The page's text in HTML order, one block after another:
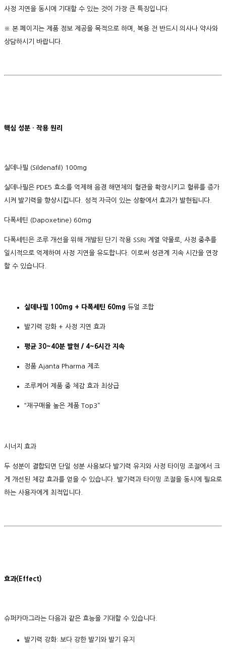
사정 지연을 동시에 기대할 수 있는 것이 가장 큰 특징입니다.
※ 본 페이지는 제품 정보 제공을 목적으로 하며, 복용 전 반드시 의사나 약사와
상담하시기 바랍니다.
핵심 성분 · 작용 원리
실데나필 (Sildenafil) 100mg
실데나필은 PDE5 효소를 억제해 음경 해면체의 혈관을 확장시키고 혈류를 증가
시켜 발기력을 향상시킵니다. 성적 자극이 있는 상황에서 효과가 발현됩니다.
다폭세틴 (Dapoxetine) 60mg
다폭세틴은 조루 개선을 위해 개발된 단기 작용 SSRI 계열 약물로, 사정 중추를
일시적으로 억제하여 사정 지연을 유도합니다. 이로써 성관계 지속 시간을 연장
할 수 있습니다.
실데나필 100mg + 다폭세틴 60mg 듀얼 조합
발기력 강화 + 사정 지연 효과
평균 30~40분 발현 / 4~6시간 지속
정품 Ajanta Pharma 제조
조루케어 제품 중 체감 효과 최상급
“재구매율 높은 제품 Top3”
시너지 효과
두 성분이 결합되면 단일 성분 사용보다 발기력 유지와 사정 타이밍 조절에서 크
게 개선된 체감 효과를 얻을 수 있습니다. 발기력과 타이밍 조절을 동시에 필요로
하는 사용자에게 최적입니다.
효과(Effect)
슈퍼카마그라는 다음과 같은 효능을 기대할 수 있습니다.
발기력 강화: 보다 강한 발기와 발기 유지